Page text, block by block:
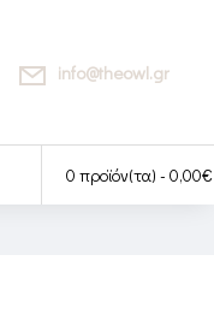
info@theowl.gr
0 προϊόν(τα) - 0,00€